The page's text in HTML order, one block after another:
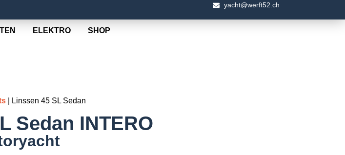
yacht@werft52.ch
ELEKTRO SHOP
| Linssen 45 SL Sedan
Sedan INTERO